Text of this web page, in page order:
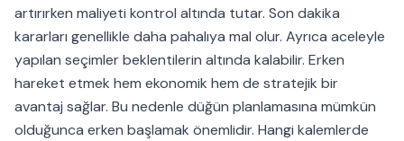
artırırken maliyeti kontrol altında tutar. Son dakika
kararları genellikle daha pahalıya mal olur. Ayrıca aceleyle
yapılan seçimler beklentilerin altında kalabilir. Erken
hareket etmek hem ekonomik hem de stratejik bir
avantaj sağlar. Bu nedenle düğün planlamasına mümkün
olduğunca erken başlamak önemlidir. Hangi kalemlerde